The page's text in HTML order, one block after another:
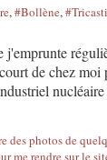
,#Bollène,
de chez